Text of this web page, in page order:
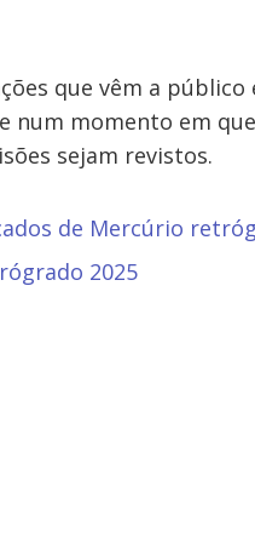
que vêm a público
momento em
sejam revistos.
de Mercúrio
2025